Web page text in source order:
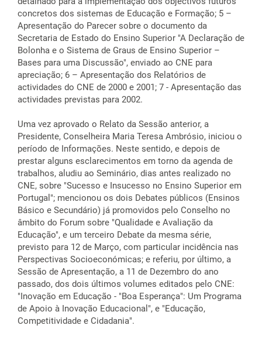
concretos dos sistemas de Educação e Formação; 5 –
Apresentação do Parecer sobre o documento da
Secretaria de Estado do Ensino Superior "A Declaração de
Bolonha e o Sistema de Graus de Ensino Superior –
Bases para uma Discussão", enviado ao CNE para
apreciação; 6 – Apresentação dos Relatórios de
actividades do CNE de 2000 e 2001; 7 - Apresentação das
actividades previstas para 2002.
Uma vez aprovado o Relato da Sessão anterior, a
Presidente, Conselheira Maria Teresa Ambrósio, iniciou o
período de Informações. Neste sentido, e depois de
prestar alguns esclarecimentos em torno da agenda de
trabalhos, aludiu ao Seminário, dias antes realizado no
CNE, sobre "Sucesso e Insucesso no Ensino Superior em
Portugal"; mencionou os dois Debates públicos (Ensinos
Básico e Secundário) já promovidos pelo Conselho no
âmbito do Forum sobre "Qualidade e Avaliação da
Educação", e um terceiro Debate da mesma série,
previsto para 12 de Março, com particular incidência nas
Perspectivas Socioeconómicas; e referiu, por último, a
Sessão de Apresentação, a 11 de Dezembro do ano
passado, dos dois últimos volumes editados pelo CNE:
"Inovação em Educação - "Boa Esperança": Um Programa
de Apoio à Inovação Educacional", e "Educação,
Competitividade e Cidadania".